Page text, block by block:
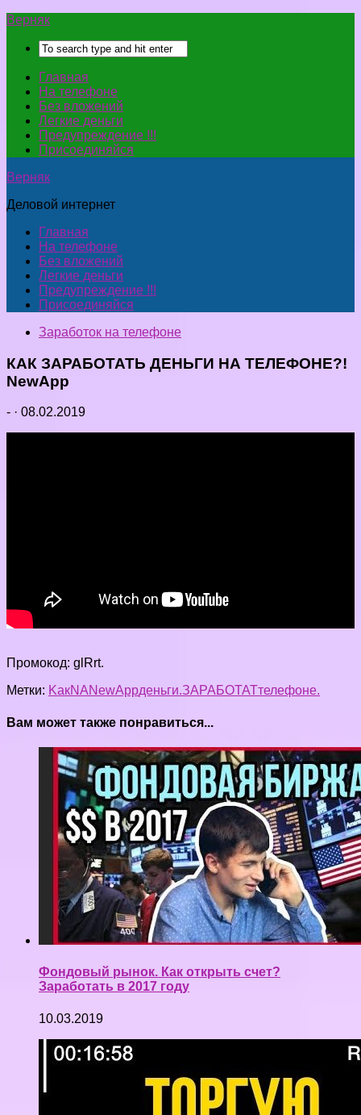
Верняк
Главная
На телефоне
Без вложений
Легкие деньги
Предупреждение !!!
Присоединяйся
Верняк
Деловой интернет
Главная
На телефоне
Без вложений
Легкие деньги
Предупреждение !!!
Присоединяйся
Заработок на телефоне
КАК ЗАРАБОТАТЬ ДЕНЬГИ НА ТЕЛЕФОНЕ?!
NewApp
- · 08.02.2019
Промокод: glRrt.
Метки: KакNANewAppденьги.ЗАРАБОТАТтелефоне.
Вам может также понравиться...
Фондовый рынок. Как открыть счет?
Заработать в 2017 году
10.03.2019